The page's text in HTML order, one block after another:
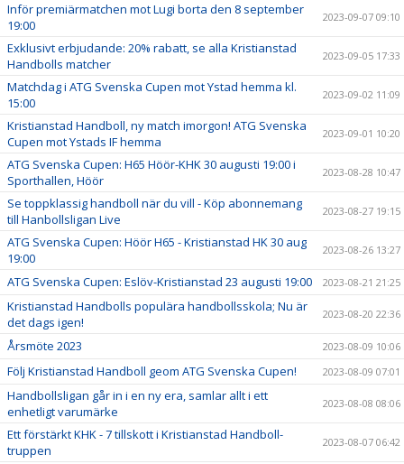
Inför premiärmatchen mot Lugi borta den 8 september
19:00
2023-09-07 09:10
Exklusivt erbjudande: 20% rabatt, se alla Kristianstad
Handbolls matcher
2023-09-05 17:33
Matchdag i ATG Svenska Cupen mot Ystad hemma kl.
15:00
2023-09-02 11:09
Kristianstad Handboll, ny match imorgon! ATG Svenska
Cupen mot Ystads IF hemma
2023-09-01 10:20
ATG Svenska Cupen: H65 Höör-KHK 30 augusti 19:00 i
Sporthallen, Höör
2023-08-28 10:47
Se toppklassig handboll när du vill - Köp abonnemang
till Hanbollsligan Live
2023-08-27 19:15
ATG Svenska Cupen: Höör H65 - Kristianstad HK 30 aug
19:00
2023-08-26 13:27
ATG Svenska Cupen: Eslöv-Kristianstad 23 augusti 19:00 2023-08-21 21:25
Kristianstad Handbolls populära handbollsskola; Nu är
det dags igen!
2023-08-20 22:36
Årsmöte 2023 2023-08-09 10:06
Följ Kristianstad Handboll geom ATG Svenska Cupen! 2023-08-09 07:01
Handbollsligan går in i en ny era, samlar allt i ett
enhetligt varumärke
2023-08-08 08:06
Ett förstärkt KHK - 7 tillskott i Kristianstad Handboll-
truppen
2023-08-07 06:42